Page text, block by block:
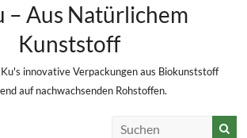
– Aus Natürlichem
Kunststoff
innovative Verpackungen aus Biokunststoff
auf nachwachsenden Rohstoffen.